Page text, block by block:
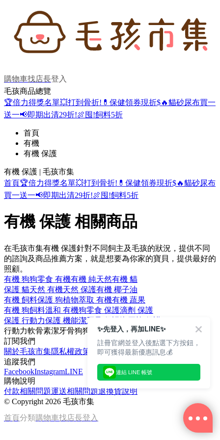
購物車找店長登入
毛孩商品總覽
🏆倍力得獎名單💥打到骨折! 💊保健領券現折$🔥貓砂尿布買一
送一📢即期出清29折!🍖囤!飼料5折
首頁
有機
有機 保護
有機 保護 | 毛孩市集
首頁🏆倍力得獎名單💥打到骨折! 💊保健領券現折$🔥貓砂尿布
買一送一📢即期出清29折!🍖囤!飼料5折
有機 保護 相關商品
在毛孩市集有機 保護針對不同飼主及毛孩的狀況，提供不同
的諮詢及商品推薦方案，就是想要為你家的寶貝，提供最好的
照顧。
有機 狗狗零食 有機有機 純天然有機 貓
保護 貓天然 有機天然 保護有機 椰子油
有機 飼料保護 狗植物萃取 有機有機 蔬果
有機 狗飼料溫和 有機狗零食 保護滴劑 保護
保護 行動力保護 機能潔牙骨 保護
行動力軟骨素潔牙骨狗狗零食
訂閱我們
關於毛孩市集隱私權政策
文章
追蹤我們
FacebookInstagramLINE
購物說明
付款相關問題運送相關問題退換貨說明
© Copyright 2026 毛孩市集
首頁分類購物車找店長登入
✨先登入，再加LINE✨
註冊官網並登入後點選下方按鈕，
即可獲得最新優惠訊息💰
連結 LINE 帳號